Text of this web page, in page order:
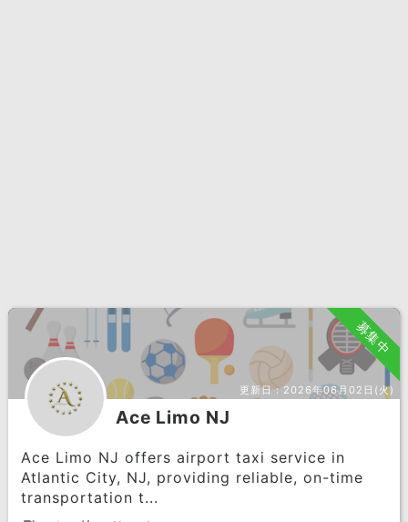
募集中
更新日：2026年06月02日(火)
Ace Limo NJ
Ace Limo NJ offers airport taxi service in
Atlantic City, NJ, providing reliable, on-time
transportation t...